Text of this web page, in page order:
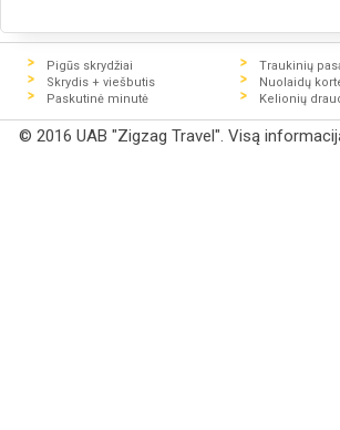
Pigūs skrydžiai
Skrydis + viešbutis
Paskutinė minutė
Traukinių
Nuolaidų
Kelionių
© 2016 UAB "Zigzag Travel". Visą